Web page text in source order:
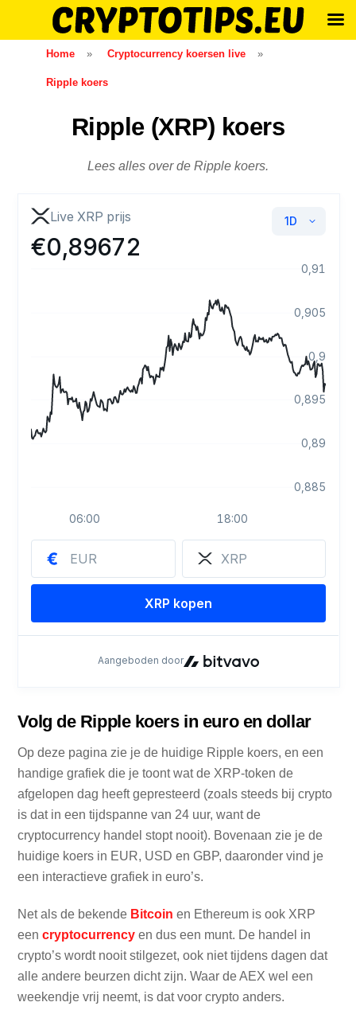
Home » Cryptocurrency koersen live »
Ripple koers
Ripple (XRP) koers
Lees alles over de Ripple koers.
Volg de Ripple koers in euro en dollar
Op deze pagina zie je de huidige Ripple koers, en een
handige grafiek die je toont wat de XRP-token de
afgelopen dag heeft gepresteerd (zoals steeds bij crypto
is dat in een tijdspanne van 24 uur, want de
cryptocurrency handel stopt nooit). Bovenaan zie je de
huidige koers in EUR, USD en GBP, daaronder vind je
een interactieve grafiek in euro’s.
Net als de bekende Bitcoin en Ethereum is ook XRP
eencryptocurrency en dus een munt. De handel in
crypto’s wordt nooit stilgezet, ook niet tijdens dagen dat
alle andere beurzen dicht zijn. Waar de AEX wel een
weekendje vrij neemt, is dat voor crypto anders.